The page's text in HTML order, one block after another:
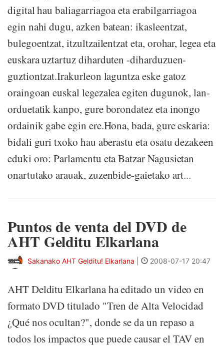
digital hau baliagarriagoa eta erabilgarriagoa
egin nahi dugu, azken batean: ikasleentzat,
bulegoentzat, itzultzailentzat eta, orohar, legea eta
euskara uztartuz diharduten -diharduzuen-
guztiontzat.Irakurleon laguntza eske gatoz
oraingoan euskal legezalea egiten dugunok, lan-
orduetatik kanpo, gure borondatez eta inongo
ordainik gabe egin ere.Hona, bada, gure eskaria:
bidali guri txoko hau aberastu eta osatu dezakeen
eduki oro: Parlamentu eta Batzar Nagusietan
onartutako arauak, zuzenbide-gaietako art...
Puntos de venta del DVD de
AHT Gelditu Elkarlana
Sakanako AHT Gelditu! Elkarlana 2008-07-17 20:47
AHT Delditu Elkarlana ha editado un video en
formato DVD titulado "Tren de Alta Velocidad
¿Qué nos ocultan?", donde se da un repaso a
todos los impactos que puede causar el TAV en